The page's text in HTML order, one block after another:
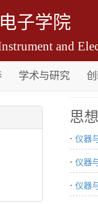
子学院
and
学术与研究
思
· 仪器
· 仪器
· 仪器